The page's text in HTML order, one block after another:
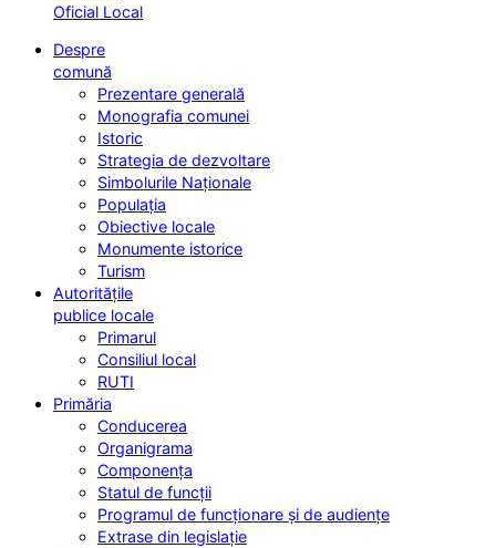
Oficial Local
Despre
comună
Prezentare generală
Monografia comunei
Istoric
Strategia de dezvoltare
Simbolurile Naționale
Populația
Obiective locale
Monumente istorice
Turism
Autoritățile
publice locale
Primarul
Consiliul local
RUTI
Primăria
Conducerea
Organigrama
Componența
Statul de funcții
Programul de funcționare și de audiențe
Extrase din legislație